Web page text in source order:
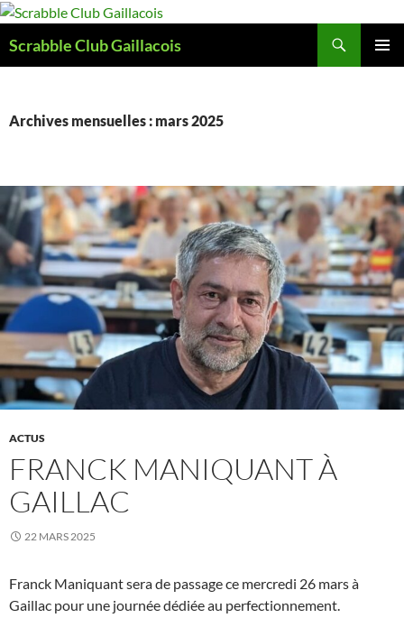
Aller
contenu
Scrabble Club Gaillacois
Archives mensuelles : mars 2025
ACTUS
FRANCK MANIQUANT À
GAILLAC
22 MARS 2025
Franck Maniquant sera de passage ce mercredi 26 mars à
Gaillac pour une journée dédiée au perfectionnement.